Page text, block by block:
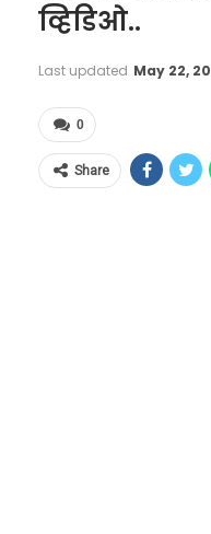
व्हिडिओ..
Last updated May 22,
0
Share